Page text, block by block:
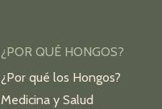
¿POR QUÉ HONGOS?
¿Por qué los Hongos?
Medicina y Salud